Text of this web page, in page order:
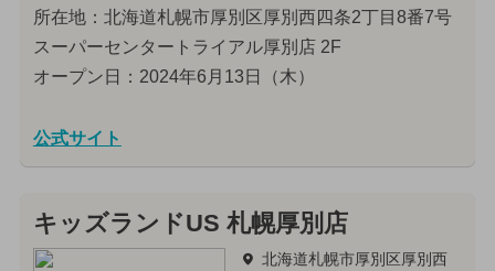
所在地：北海道札幌市厚別区厚別西四条2丁目8番7号
スーパーセンタートライアル厚別店 2F
オープン日：2024年6月13日（木）
公式サイト
キッズランドUS 札幌厚別店
北海道札幌市厚別区厚別西